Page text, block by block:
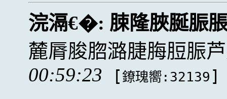
浣滆€�: 脨隆脥脠脤
麓脣脧脗潞脻脢脰脤
00:59:23
[鐐瑰嚮:32139 ]